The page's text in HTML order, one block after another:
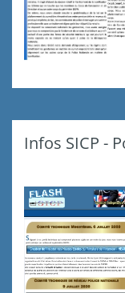
Infos SICP -
Plus